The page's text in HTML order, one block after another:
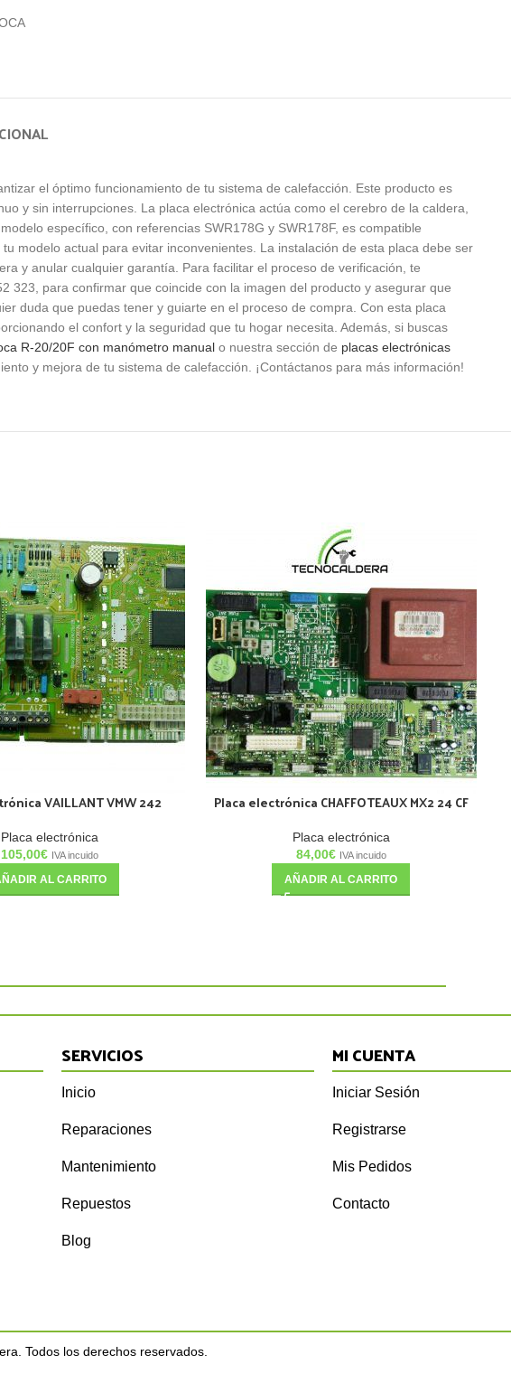
el óptimo funcionamiento de tu sistema de calefacción. Este producto es
y sin interrupciones. La placa electrónica actúa como el cerebro de la caldera,
específico, con referencias SWR178G y SWR178F, es compatible
modelo actual para evitar inconvenientes. La instalación de esta placa debe ser
y anular cualquier garantía. Para facilitar el proceso de verificación, te
323, para confirmar que coincide con la imagen del producto y asegurar que
duda que puedas tener y guiarte en el proceso de compra. Con esta placa
el confort y la seguridad que tu hogar necesita. Además, si buscas
R-20/20F con manómetro manual o nuestra sección de placas electrónicas
y mejora de tu sistema de calefacción. ¡Contáctanos para más información!
VAILLANT VMW 242
Placa electrónica
105,00€ IVA incuido
AL CARRITO
Placa electrónica CHAFFOTEAUX MX2 24 CF
Placa electrónica
84,00€ IVA incuido
AÑADIR AL CARRITO
SERVICIOS
Inicio
Reparaciones
Mantenimiento
Repuestos
Blog
MI CUENTA
Iniciar Sesión
Registrarse
Mis Pedidos
Contacto
Todos los derechos reservados.